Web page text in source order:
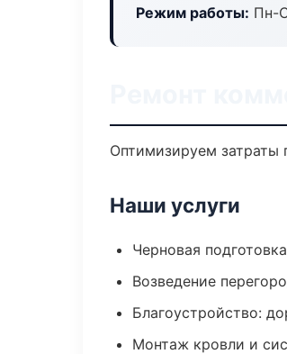
Режим работы: Пн-
Оптимизируем
Наши услуги
Черновая
Возведение
Благоустройство:
Монтаж кровли и